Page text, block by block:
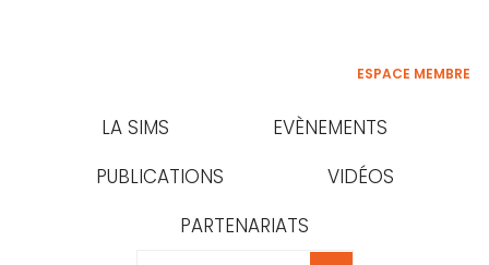
ESPACE MEMBRE
LA SIMS
EVÈNEMENTS
PUBLICATIONS
VIDÉOS
PARTENARIATS